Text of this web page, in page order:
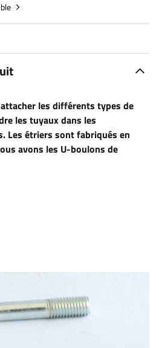
les différents types de
les tuyaux dans les
Les étriers sont fabriqués en
avons les U-boulons de